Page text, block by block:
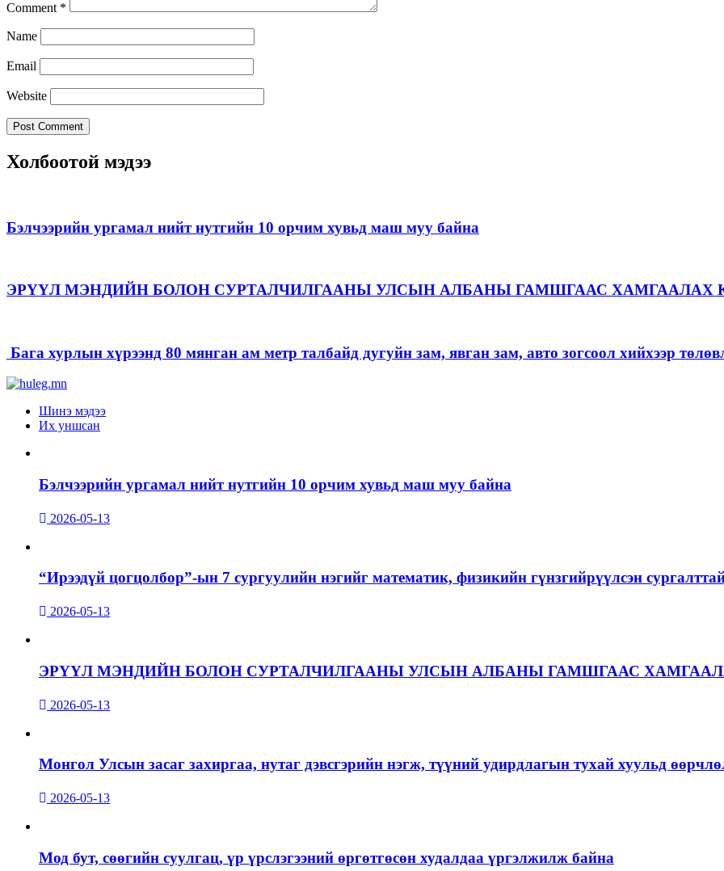
Comment *
Name
Email
Website
Холбоотой мэдээ
Бэлчээрийн ургамал нийт нутгийн 10 орчим хувьд маш муу байна
ЭРҮҮЛ МЭНДИЙН БОЛОН СУРТАЛЧИЛГААНЫ УЛСЫН АЛБАНЫ ГАМШГААС ХАМГААЛАХ
Бага хурлын хүрээнд 80 мянган ам метр талбайд дугуйн зам, явган зам, авто зогсоол хийхээр
Шинэ мэдээ
Их уншсан
Бэлчээрийн ургамал нийт нутгийн 10 орчим хувьд маш муу байна
2026-05-13
“Ирээдүй цогцолбор”-ын 7 сургуулийн нэгийг математик, физикийн гүнзгийрүүлсэн
2026-05-13
ЭРҮҮЛ МЭНДИЙН БОЛОН СУРТАЛЧИЛГААНЫ УЛСЫН АЛБАНЫ ГАМШГААС
2026-05-13
Монгол Улсын засаг захиргаа, нутаг дэвсгэрийн нэгж, түүний удирдлагын тухай хуульд
2026-05-13
Мод бут, сөөгийн суулгац, үр үрслэгээний өргөтгөсөн худалдаа үргэлжилж байна